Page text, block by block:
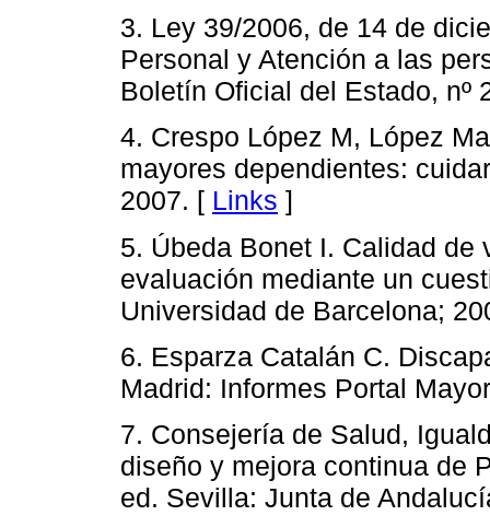
3. Ley 39/2006, de 14 de
Personal y Atención a las
Boletín Oficial del Estado, nº
4. Crespo López M, López
mayores dependientes:
2007. [ Links ]
5. Úbeda Bonet I. Calidad
evaluación mediante un
Universidad de Barcelona;
6. Esparza Catalán C.
Madrid: Informes Portal
7. Consejería de Salud,
diseño y mejora continua de
ed. Sevilla: Junta de